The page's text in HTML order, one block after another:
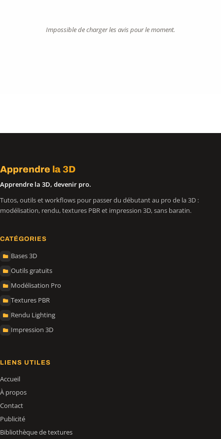
Impossible de charger les avis pour le moment.
Apprendre la 3D
Apprendre la 3D, devenir pro.
Tutos, outils et workflows pour passer du débutant au pro de la 3D :
modélisation, rendu, textures PBR et impression 3D, sans baratin.
CATÉGORIES
Bases 3D
Outils gratuits
Modélisation Pro
Textures PBR
Rendu Lighting
Impression 3D
LIENS UTILES
Accueil
À propos
Contact
Publicité
Bibliothèque de textures